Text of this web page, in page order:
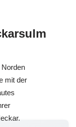
Norden
mit der